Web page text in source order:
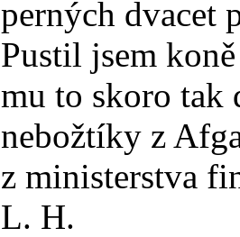
perných dvacet
Pustil jsem
mu to skoro tak
nebožtíky z
z ministerstva
L. H.